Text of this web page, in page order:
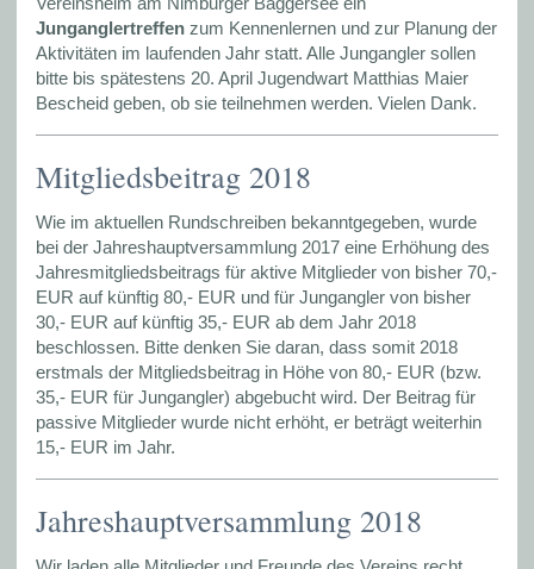
Junganglertreffen zum Kennenlernen und zur Planung der
Aktivitäten im laufenden Jahr statt. Alle Jungangler sollen
bitte bis spätestens 20. April Jugendwart Matthias Maier
Bescheid geben, ob sie teilnehmen werden. Vielen Dank.
Mitgliedsbeitrag 2018
Wie im aktuellen Rundschreiben bekanntgegeben, wurde
bei der Jahreshauptversammlung 2017 eine Erhöhung des
Jahresmitgliedsbeitrags für aktive Mitglieder von bisher 70,-
EUR auf künftig 80,- EUR und für Jungangler von bisher
30,- EUR auf künftig 35,- EUR ab dem Jahr 2018
beschlossen. Bitte denken Sie daran, dass somit 2018
erstmals der Mitgliedsbeitrag in Höhe von 80,- EUR (bzw.
35,- EUR für Jungangler) abgebucht wird. Der Beitrag für
passive Mitglieder wurde nicht erhöht, er beträgt weiterhin
15,- EUR im Jahr.
Jahreshauptversammlung 2018